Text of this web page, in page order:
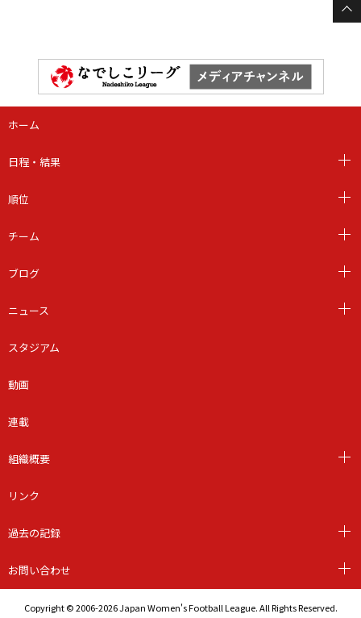
ホーム
日程・結果
順位
チーム
ブログ
ニュース
スタジアム
動画
連載
組織概要
リンク
過去の記録
お問い合わせ
Copyright © 2006-2026 Japan Women's Football League. All Rights Reserved.